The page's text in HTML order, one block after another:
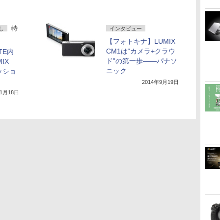
特
内
ョ
月18日
インタビュー
【フォトキナ】LUMIX
CM1は“カメラ+クラウ
ド”の第一歩――パナソ
ニック
2014年9月19日